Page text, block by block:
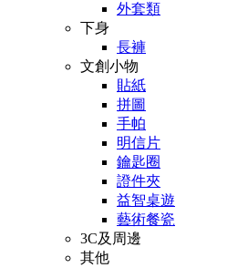
外套類
下身
長褲
文創小物
貼紙
拼圖
手帕
明信片
鑰匙圈
證件夾
益智桌遊
藝術餐瓷
3C及周邊
其他